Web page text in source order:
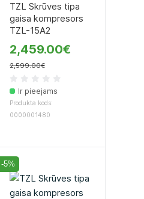
TZL Skrūves tipa
gaisa kompresors
TZL-15A2
2,459.00€
2,599.00€
Ir pieejams
Produkta kods:
0000001480
-5%